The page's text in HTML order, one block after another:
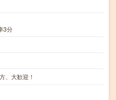
3分
、大歓迎！